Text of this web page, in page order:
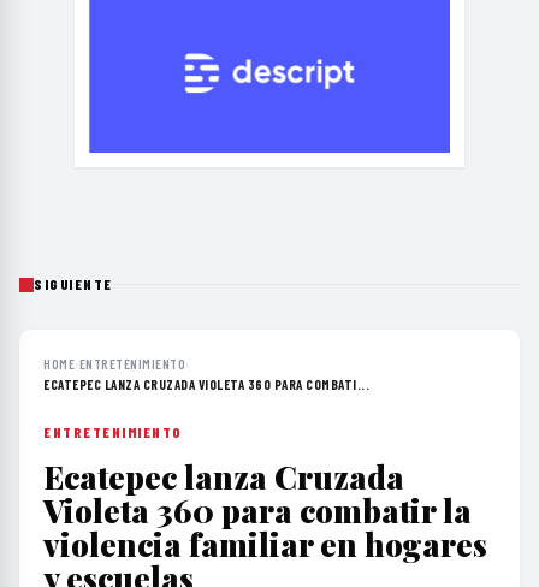
SIGUIENTE
HOME›ENTRETENIMIENTO›
ECATEPEC LANZA CRUZADA VIOLETA 360 PARA COMBATI...
ENTRETENIMIENTO
Ecatepec lanza Cruzada
Violeta 360 para combatir la
violencia familiar en hogares
y escuelas